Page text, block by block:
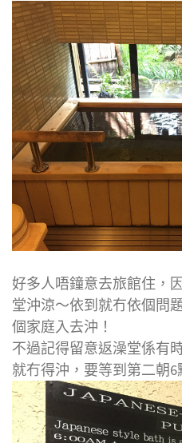
好多人唔鐘意去旅館住，
堂沖涼～依到就冇依個問
個家庭入去沖！
不過記得留意返澡堂係有
就冇得沖，要等到第二朝6